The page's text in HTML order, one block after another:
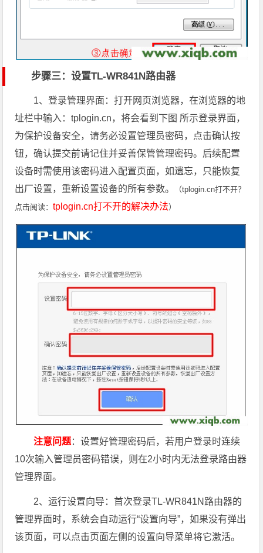
步骤三：设置TL-WR841N路由器
1、登录管理界面：打开网页浏览器，在浏览器的地
址栏中输入：tplogin.cn，将会看到下图 所示登录界面，
为保护设备安全，请务必设置管理员密码，点击确认按
钮，确认提交前请记住并妥善保管管理密码。后续配置
设备时需使用该密码进入配置页面，如遗忘，只能恢复
出厂设置，重新设置设备的所有参数。
（tplogin.cn打不开？
点击阅读：tplogin.cn打不开的解决办法）
注意问题：设置好管理密码后，若用户登录时连续
10次输入管理员密码错误，则在2小时内无法登录路由器
管理界面。
2、运行设置向导：首次登录TL-WR841N路由器的
管理界面时，系统会自动运行“设置向导”，如果没有弹出
该页面，可以点击页面左侧的设置向导菜单将它激活。